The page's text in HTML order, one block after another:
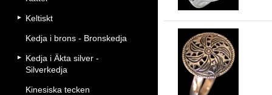
Keltiskt
Kedja i brons - Bronskedja
Kedja i Äkta silver -
Silverkedja
Kinesiska tecken